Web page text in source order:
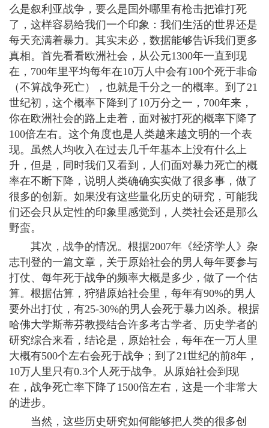
么是叙利亚战争，要么是国外哪里有枪击把谁打死
了，这样容易给我们一个印象：我们生活的世界还是
每天充满着暴力。其实未必，数据能够告诉我们更多
真相。首先看看欧洲社会，从公元1300年一直到现
在，700年里平均每年在10万人中会有100个死于非命
（不算战争死亡），也就是千分之一的概率。到了21
世纪初，这个概率下降到了10万分之一，700年来，
你在欧洲社会的路上走着，面对被打死的概率下降了
100倍左右。这个角度也是人类越来越文明的一个表
现。虽然人均收入在过去几千年基本上没有什么上
升，但是，同时我们又看到，人们面对暴力死亡的概
率在不断下降，说明人类确确实实做了很多事，做了
很多的创新。如果没有这些量化历史的研究，可能我
们还会只从定性的印象里感觉到，人类社会还是那么
野蛮。
其次，战争的情况。根据2007年《经济学人》杂
志刊登的一篇文章，关于原始社会的男人每年要参与
打仗、每年死于战争的频率大概是多少，做了一个估
算。根据估算，狩猎原始社会里，每年有90%的男人
要外出打仗，有25-30%的男人会死于暴力凶杀。根据
哈佛大学斯蒂芬教授结合许多考古学者、历史学者的
研究综合来看，结论是，原始社会，每年在一万人里
大概有500个左右会死于战争；到了21世纪的前8年，
10万人里只有0.3个人死于战争。从原始社会到现
在，战争死亡率下降了1500倍左右，这是一个非常大
的进步。
当然，这些历史研究如何能够把人类的很多创